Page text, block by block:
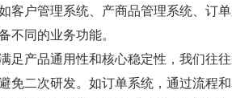
如客户管理系统、产商品管理系统、订
不同的业务功能。
足产品通用性和核心稳定性，我们往
免二次研发。如订单系统，通过流程